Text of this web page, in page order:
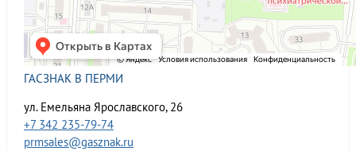
ГАСЗНАК В ПЕРМИ
ул. Емельяна Ярославского, 26
+7 342 235-79-74
prmsales@gasznak.ru